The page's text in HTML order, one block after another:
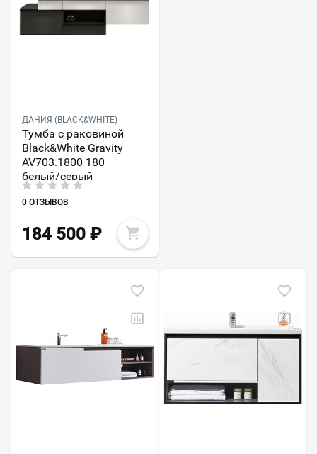
ДАНИЯ (BLACK&WHITE)
Тумба с раковиной
Black&White Gravity
AV703.1800 180
белый/серый
0 ОТЗЫВОВ
184 500 ₽